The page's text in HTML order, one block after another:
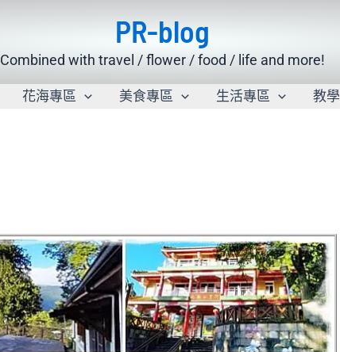
PR-blog
Combined with travel / flower / food / life and more!
花海專區 美食專區 生活專區 教